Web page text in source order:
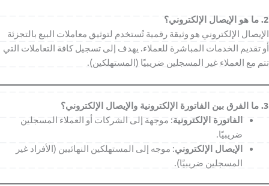
2. ما هو الإيصال الإلكتروني؟
الإيصال الإلكتروني هو وثيقة رقمية تُستخدم لتوثيق معاملات البيع بالتجزئة
أو تقديم الخدمات المباشرة للعملاء. يهدف إلى تسجيل كافة التعاملات التي
تتم مع العملاء غير المسجلين ضريبيًا (المستهلكين).
3. ما الفرق بين الفاتورة الإلكترونية والإيصال الإلكتروني؟
الفاتورة الإلكترونية: موجهة إلى الشركات أو العملاء المسجلين
ضريبيًا.
الإيصال الإلكتروني: موجه إلى المستهلكين النهائيين (الأفراد غير
المسجلين ضريبيًا).